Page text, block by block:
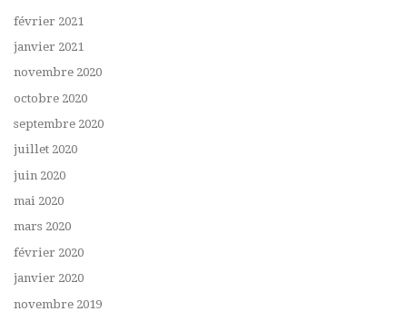
février 2021
janvier 2021
novembre 2020
octobre 2020
septembre 2020
juillet 2020
juin 2020
mai 2020
mars 2020
février 2020
janvier 2020
novembre 2019